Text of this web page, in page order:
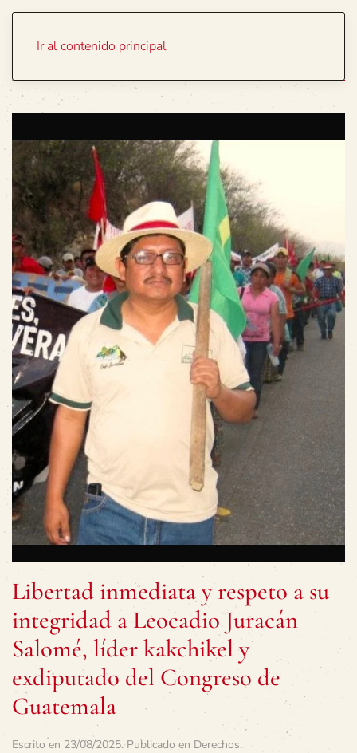
Ir al contenido principal
Libertad inmediata y respeto a su
integridad a Leocadio Juracán
Salomé, líder kakchikel y
exdiputado del Congreso de
Guatemala
Escrito en 23/08/2025. Publicado en Derechos.